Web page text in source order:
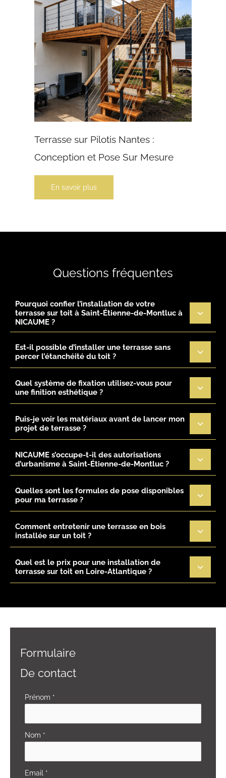
Terrasse sur Pilotis Nantes :
Conception et Pose Sur Mesure
En savoir plus
Questions fréquentes
Pourquoi confier l’installation de votre
terrasse sur toit à Saint-Étienne-de-Montluc à
NICAUME ?
Est-il possible d’installer une terrasse sans
percer l’étanchéité du toit ?
Quel système de fixation utilisez-vous pour
une finition esthétique ?
Puis-je voir les matériaux avant de lancer mon
projet de terrasse ?
NICAUME s’occupe-t-il des autorisations
d’urbanisme à Saint-Étienne-de-Montluc ?
Quelles sont les formules de pose disponibles
pour ma terrasse ?
Comment entretenir une terrasse en bois
installée sur un toit ?
Quel est le prix pour une installation de
terrasse sur toit en Loire-Atlantique ?
Formulaire
De contact
Formulaire
avec
téléphone
Prénom *
Nom *
Email *